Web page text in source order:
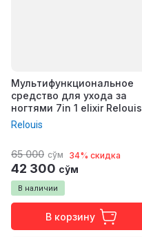
Мультифункциональное
средство для ухода за
ногтями 7in 1 elixir Relouis
Relouis
В наличии
65 000 сўм 34% скидка
42 300 сўм
В корзину